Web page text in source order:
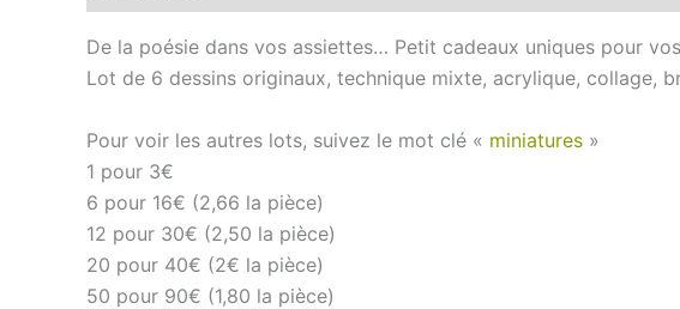
De la poésie dans vos assiettes… Petit cadeaux uniques pour
Lot de 6 dessins originaux, technique mixte, acrylique, collage,
Pour voir les autres lots, suivez le mot clé « miniatures »
1 pour 3€
6 pour 16€ (2,66 la pièce)
12 pour 30€ (2,50 la pièce)
20 pour 40€ (2€ la pièce)
50 pour 90€ (1,80 la pièce)